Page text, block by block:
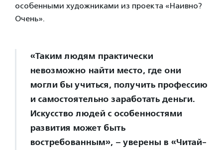
особенными художниками из проекта «Наивно?
Очень».
«Таким людям практически
невозможно найти место, где они
могли бы учиться, получить профессию
и самостоятельно заработать деньги.
Искусство людей с особенностями
развития может быть
востребованным», – уверены в «Читай-